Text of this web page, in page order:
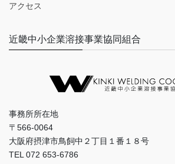
アクセス
近畿中小企業溶接事業協同組合
事務所所在地
〒566-0064
大阪府摂津市鳥飼中２丁目１番１８号
TEL 072 653-6786